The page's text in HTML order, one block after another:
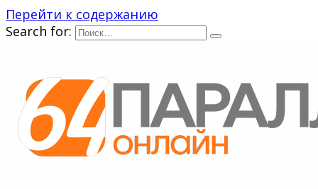
Перейти к содержанию
Search for: